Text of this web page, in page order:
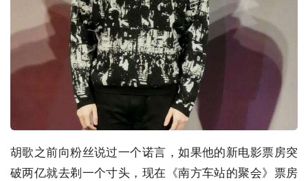
胡歌之前向粉丝说过一个诺言，如果他的新电影票房突
破两亿就去剃一个寸头，现在《南方车站的聚会》票房